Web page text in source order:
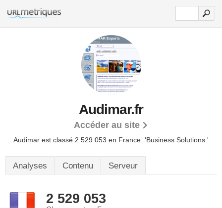
Audimar.fr
Accéder au site
Audimar est classé 2 529 053 en France. 'Business Solutions.'
Analyses Contenu Serveur
2 529 053